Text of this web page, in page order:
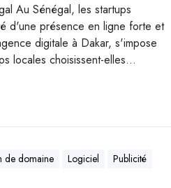
Au Sénégal, les startups
d'une présence en ligne forte et
digitale à Dakar, s'impose
locales choisissent-elles…
de domaine Logiciel
Publicité